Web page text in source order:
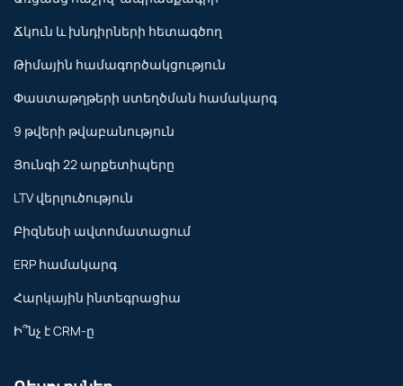
Ճկուն և խնդիրների հետագծող
Թիմային համագործակցություն
Փաստաթղթերի ստեղծման համակարգ
9 թվերի թվաբանություն
Յունգի 22 արքետիպերը
LTV վերլուծություն
Բիզնեսի ավտոմատացում
ERP համակարգ
Հարկային ինտեգրացիա
Ի՞նչ է CRM-ը